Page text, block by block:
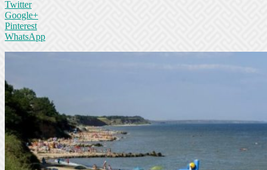
Twitter
Google+
Pinterest
WhatsApp